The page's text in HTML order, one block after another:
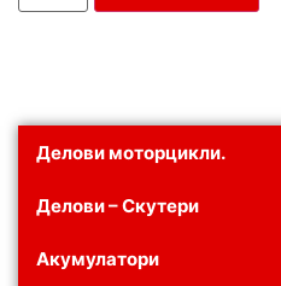
Делови моторцикли.
Делови – Скутери
Акумулатори